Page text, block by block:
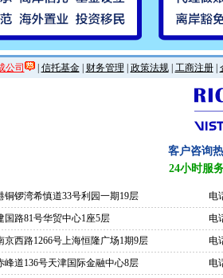
公司 | 信托基金| 财务管理 政策法规| 工商注册|
客户咨询
24小时服
铜锣湾希慎道33号利园一期19层
电
国路81号华贸中心1座5层
电
京西路1266号上海恒隆广场1期9层
电
峰道136号天津国际金融中心8层
电